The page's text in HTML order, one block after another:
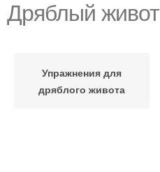
Дряблый живот
Упражнения для
дряблого живота